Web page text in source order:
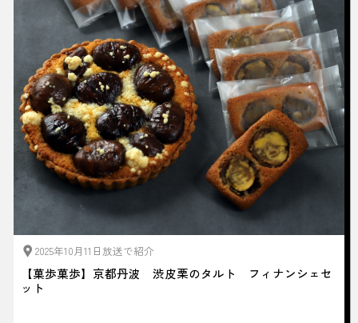
2025年10月11日放送で紹介
【菓歩菓歩】京都丹波 渋皮栗のタルト フィナンシェセ
ット